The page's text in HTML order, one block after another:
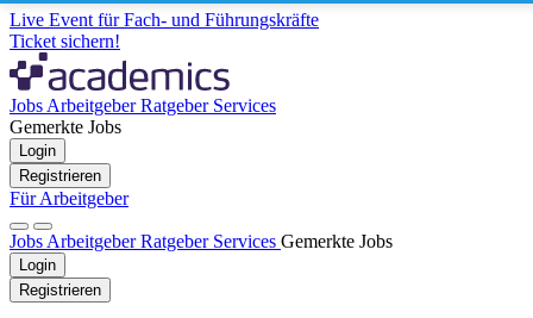
Live Event für Fach- und Führungskräfte
Ticket sichern!
Jobs ArbeitgeberRatgeber Services
Gemerkte Jobs
Login
Registrieren
Für Arbeitgeber
Jobs ArbeitgeberRatgeber Services Gemerkte Jobs
Login
Registrieren